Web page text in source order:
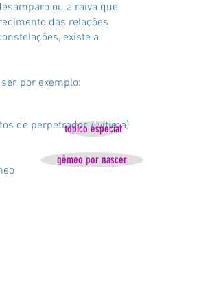
ou a raiva que
das relações
existe a
por exemplo:
gêmeo por nascer
topico especial
de perpetrador / vítima)